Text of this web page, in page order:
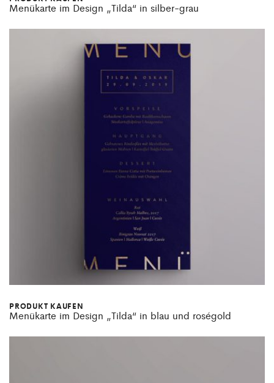
Menükarte im Design „Tilda“ in silber-grau
PRODUKT KAUFEN
Menükarte im Design „Tilda“ in blau und roségold